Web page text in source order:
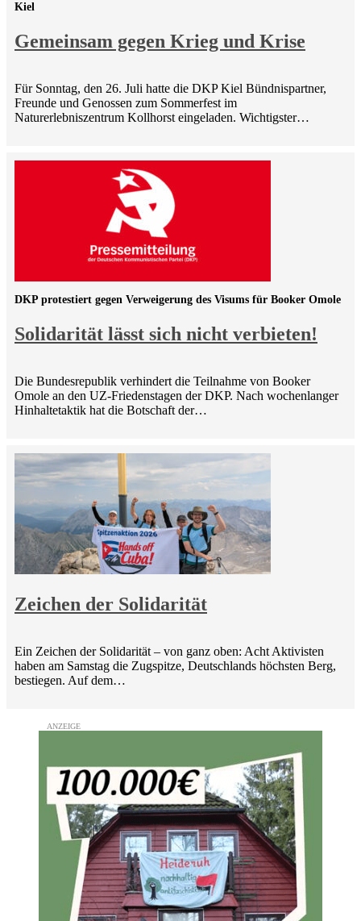
Gemeinsam gegen Krieg und Krise
Kiel
Für Sonntag, den 26. Juli hatte die DKP Kiel Bündnispartner,
Freunde und Genossen zum Sommerfest im
Naturerlebniszentrum Kollhorst eingeladen. Wichtigster…
Solidarität lässt sich nicht verbieten!
DKP protestiert gegen Verweigerung des Visums für Booker Omole
Die Bundesrepublik verhindert die Teilnahme von Booker
Omole an den UZ-Friedenstagen der DKP. Nach wochenlanger
Hinhaltetaktik hat die Botschaft der…
Zeichen der Solidarität
Ein Zeichen der Solidarität – von ganz oben: Acht Aktivisten
haben am Samstag die Zugspitze, Deutschlands höchsten Berg,
bestiegen. Auf dem…